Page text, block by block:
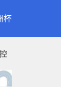
杯